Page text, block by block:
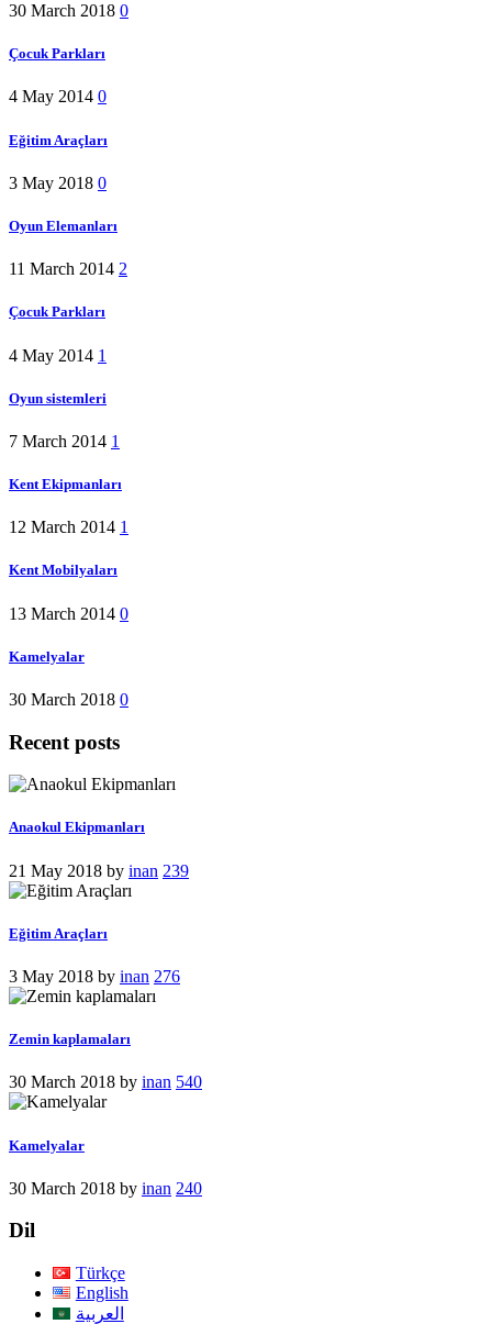
30 March 2018 0
Çocuk Parkları
4 May 2014 0
Eğitim Araçları
3 May 2018 0
Oyun Elemanları
11 March 2014 2
Çocuk Parkları
4 May 2014 1
Oyun sistemleri
7 March 2014 1
Kent Ekipmanları
12 March 2014 1
Kent Mobilyaları
13 March 2014 0
Kamelyalar
30 March 2018 0
Recent posts
Anaokul Ekipmanları
21 May 2018 by inan 239
Eğitim Araçları
3 May 2018 by inan 276
Zemin kaplamaları
30 March 2018 by inan 540
Kamelyalar
30 March 2018 by inan 240
Dil
Türkçe
English
العربية